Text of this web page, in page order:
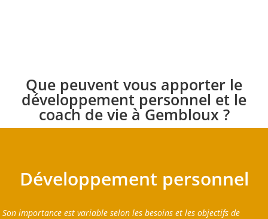
Que peuvent vous apporter le
développement personnel et le
coach de vie à Gembloux ?
Développement personnel
Son importance est variable selon les besoins et les objectifs de